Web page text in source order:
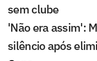
sem clube
'Não era assim':
silêncio após